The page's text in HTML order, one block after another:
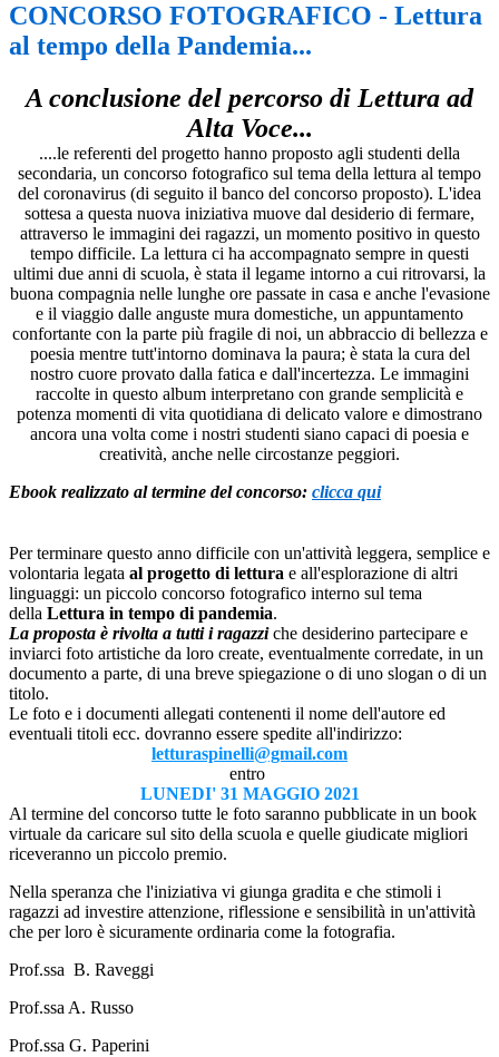
CONCORSO FOTOGRAFICO - Lettura
al tempo della Pandemia...
A conclusione del percorso di Lettura ad
Alta Voce...
....le referenti del progetto hanno proposto agli studenti della
secondaria, un concorso fotografico sul tema della lettura al tempo
del coronavirus (di seguito il banco del concorso proposto). L'idea
sottesa a questa nuova iniziativa muove dal desiderio di fermare,
attraverso le immagini dei ragazzi, un momento positivo in questo
tempo difficile. La lettura ci ha accompagnato sempre in questi
ultimi due anni di scuola, è stata il legame intorno a cui ritrovarsi, la
buona compagnia nelle lunghe ore passate in casa e anche l'evasione
e il viaggio dalle anguste mura domestiche, un appuntamento
confortante con la parte più fragile di noi, un abbraccio di bellezza e
poesia mentre tutt'intorno dominava la paura; è stata la cura del
nostro cuore provato dalla fatica e dall'incertezza. Le immagini
raccolte in questo album interpretano con grande semplicità e
potenza momenti di vita quotidiana di delicato valore e dimostrano
ancora una volta come i nostri studenti siano capaci di poesia e
creatività, anche nelle circostanze peggiori.
Ebook realizzato al termine del concorso: clicca qui
Per terminare questo anno difficile con un'attività leggera, semplice e
volontaria legata al progetto di lettura e all'esplorazione di altri
linguaggi: un piccolo concorso fotografico interno sul tema
della Lettura in tempo di pandemia.
La proposta è rivolta a tutti i ragazziche desiderino partecipare e
inviarci foto artistiche da loro create, eventualmente corredate, in un
documento a parte, di una breve spiegazione o di uno slogan o di un
titolo.
Le foto e i documenti allegati contenenti il nome dell'autore ed
eventuali titoli ecc. dovranno essere spedite all'indirizzo:
letturaspinelli@gmail.com
entro
LUNEDI' 31 MAGGIO 2021
Al termine del concorso tutte le foto saranno pubblicate in un book
virtuale da caricare sul sito della scuola e quelle giudicate migliori
riceveranno un piccolo premio.
Nella speranza che l'iniziativa vi giunga gradita e che stimoli i
ragazzi ad investire attenzione, riflessione e sensibilità in un'attività
che per loro è sicuramente ordinaria come la fotografia.
Prof.ssa B. Raveggi
Prof.ssa A. Russo
Prof.ssa G. Paperini